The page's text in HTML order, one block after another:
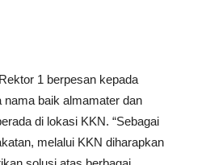
1 berpesan kepada
baik almamater dan
di lokasi KKN. “Sebagai
melalui KKN diharapkan